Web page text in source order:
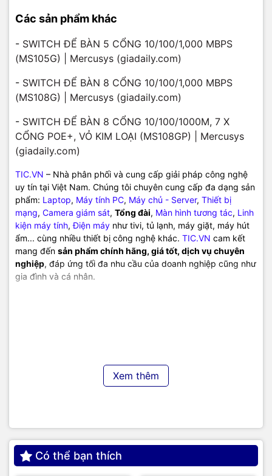
Các sản phẩm khác
- SWITCH ĐỂ BÀN 5 CỔNG 10/100/1,000 MBPS
(MS105G) | Mercusys (giadaily.com)
- SWITCH ĐỂ BÀN 8 CỔNG 10/100/1,000 MBPS
(MS108G) | Mercusys (giadaily.com)
- SWITCH ĐỂ BÀN 8 CỔNG 10/100/1000M, 7 X
CỔNG POE+, VỎ KIM LOẠI (MS108GP) | Mercusys
(giadaily.com)
TIC.VN – Nhà phân phối và cung cấp giải pháp công nghệ
uy tín tại Việt Nam. Chúng tôi chuyên cung cấp đa dạng sản
phẩm: Laptop, Máy tính PC, Máy chủ - Server, Thiết bị
mạng, Camera giám sát, Tổng đài, Màn hình tương tác, Linh
kiện máy tính,Điện máy như tivi, tủ lạnh, máy giặt, máy hút
ẩm... cùng nhiều thiết bị công nghệ khác. TIC.VN cam kết
mang đến sản phẩm chính hãng, giá tốt, dịch vụ chuyên
nghiệp, đáp ứng tối đa nhu cầu của doanh nghiệp cũng như
gia đình và cá nhân.
Xem thêm
Có thể bạn thích